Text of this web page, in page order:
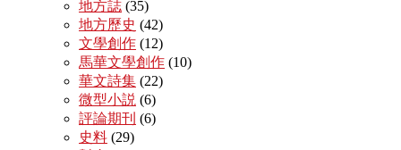
地方誌 (35)
地方歷史 (42)
文學創作 (12)
馬華文學創作 (10)
華文詩集 (22)
微型小説 (6)
評論期刊 (6)
史料 (29)